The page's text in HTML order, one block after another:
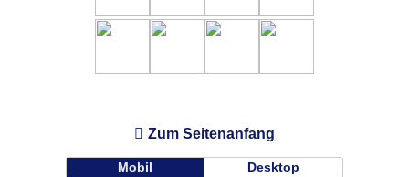
Zum Seitenanfang
Mobil Desktop